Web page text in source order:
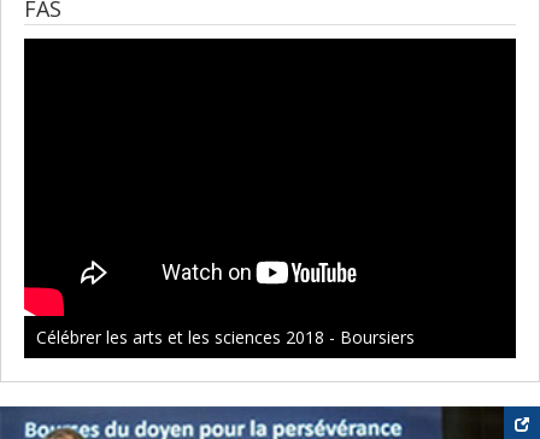
FAS
Célébrer les arts et les sciences 2018 - Boursiers